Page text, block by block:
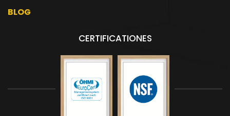
BLOG
CERTIFICATIONES